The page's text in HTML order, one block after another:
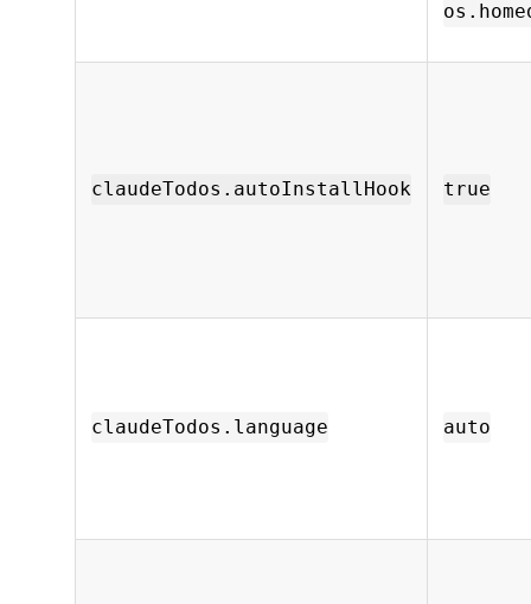
claudeTodos.autoInstallHook true
claudeTodos.language auto